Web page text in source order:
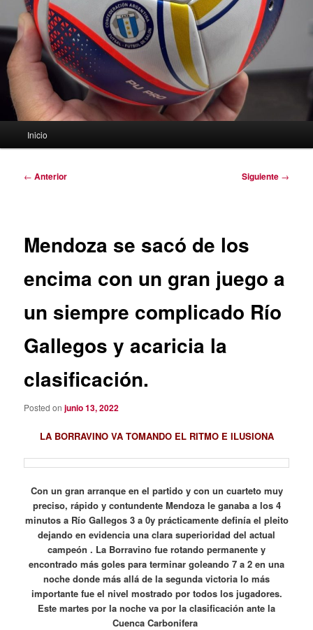
Inicio
Navegación
← Anterior Siguiente →
Mendoza se sacó de los
encima con un gran juego a
un siempre complicado Río
Gallegos y acaricia la
clasificación.
Posted onjunio 13, 2022
LA BORRAVINO VA TOMANDO EL RITMO E ILUSIONA
Con un gran arranque en el partido y con un cuarteto muy
preciso, rápido y contundente Mendoza le ganaba a los 4
minutos a Río Gallegos 3 a 0y prácticamente definía el pleito
dejando en evidencia una clara superioridad del actual
campeón . La Borravino fue rotando permanente y
encontrado más goles para terminar goleando 7 a 2 en una
noche donde más allá de la segunda victoria lo más
importante fue el nivel mostrado por todos los jugadores.
Este martes por la noche va por la clasificación ante la
Cuenca Carbonifera